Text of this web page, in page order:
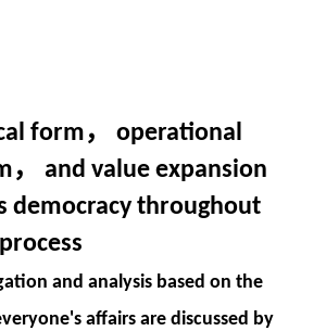
form， operational
， and value expansion
democracy throughout
and analysis based on the
affairs are discussed by